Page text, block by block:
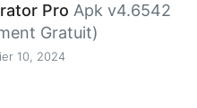
Pro Apk v4.6542
Gratuit)
10, 2024